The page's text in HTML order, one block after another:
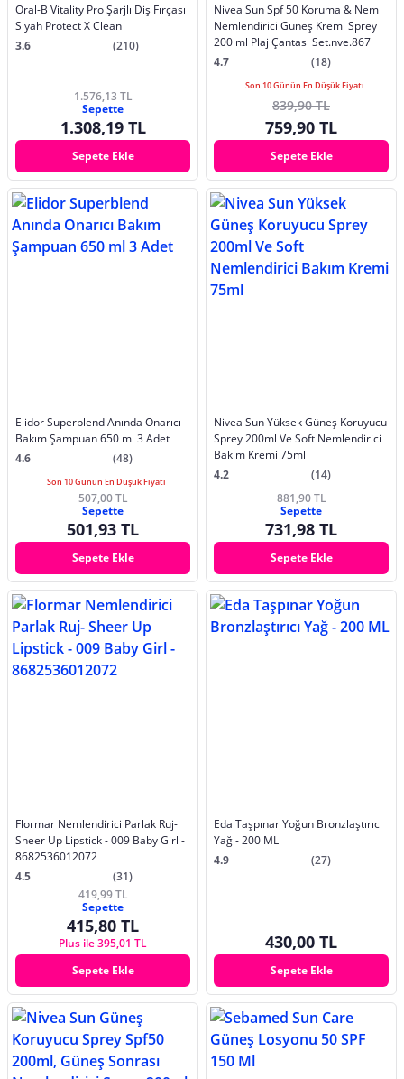
Oral-B Vitality Pro Şarjlı Diş Fırçası
Siyah Protect X Clean
3.6
(210)
1.576,13 TL
Sepette
1.308,19 TL
Sepete Ekle
Nivea Sun Spf 50 Koruma & Nem
Nemlendirici Güneş Kremi Sprey
200 ml Plaj Çantası Set.nve.867
4.7
(18)
Son 10 Günün En Düşük Fiyatı
839,90 TL
759,90 TL
Sepete Ekle
Elidor Superblend Anında Onarıcı
Bakım Şampuan 650 ml 3 Adet
4.6
(48)
Son 10 Günün En Düşük Fiyatı
507,00 TL
Sepette
501,93 TL
Sepete Ekle
Nivea Sun Yüksek Güneş Koruyucu
Sprey 200ml Ve Soft Nemlendirici
Bakım Kremi 75ml
4.2
(14)
881,90 TL
Sepette
731,98 TL
Sepete Ekle
Flormar Nemlendirici Parlak Ruj-
Sheer Up Lipstick - 009 Baby Girl -
8682536012072
4.5
(31)
419,99 TL
Sepette
415,80 TL
Plus ile 395,01 TL
Sepete Ekle
Eda Taşpınar Yoğun Bronzlaştırıcı
Yağ - 200 ML
4.9
(27)
430,00 TL
Sepete Ekle